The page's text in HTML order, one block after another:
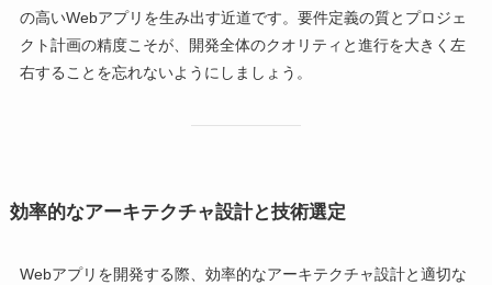
の高いWebアプリを生み出す近道です。要件定義の質とプロジェ
クト計画の精度こそが、開発全体のクオリティと進行を大きく左
右することを忘れないようにしましょう。
効率的なアーキテクチャ設計と技術選定
Webアプリを開発する際、効率的なアーキテクチャ設計と適切な